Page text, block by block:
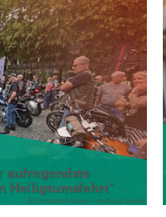
aufregendste
Heiligtumsfahrt“
© Domkapitel Aachen - Andreas Steindl